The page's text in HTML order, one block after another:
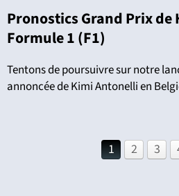
Pronostics Grand Prix de
Formule 1 (F1)
Tentons de poursuivre sur notre
annoncée de Kimi Antonelli en
1 2 3